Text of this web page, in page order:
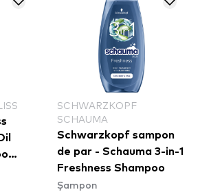
SCHWARZKOPF
SCHAUMA
Schwarzkopf sampon
de par - Schauma 3-in-1
Freshness Shampoo
Șampon